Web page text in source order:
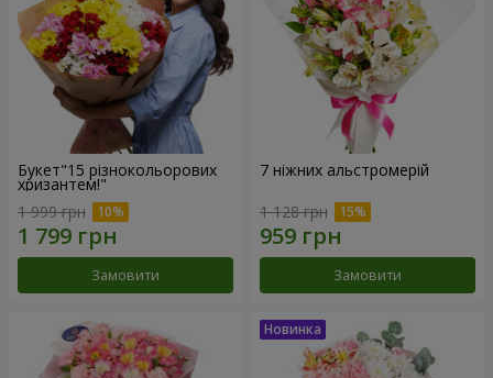
Букет"15 різнокольорових
хризантем!"
1 999 грн
Замовити
7 ніжних альстромерій
1 128 грн
Замовити